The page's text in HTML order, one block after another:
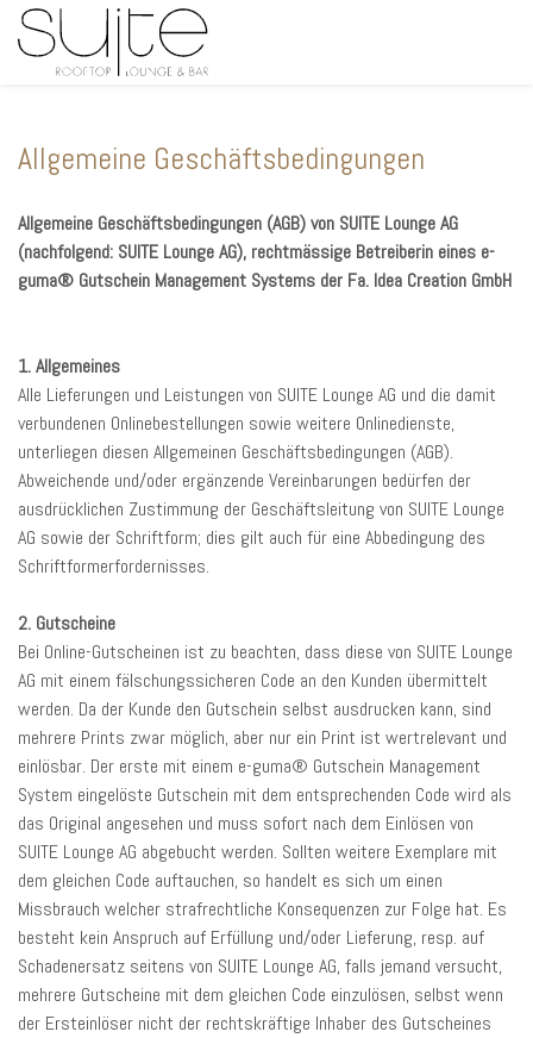
Allgemeine Geschäftsbedingungen
Allgemeine Geschäftsbedingungen (AGB) von SUITE Lounge AG
(nachfolgend: SUITE Lounge AG), rechtmässige Betreiberin eines e-
guma® Gutschein Management Systems der Fa. Idea Creation GmbH
1. Allgemeines
Alle Lieferungen und Leistungen von SUITE Lounge AG und die damit
verbundenen Onlinebestellungen sowie weitere Onlinedienste,
unterliegen diesen Allgemeinen Geschäftsbedingungen (AGB).
Abweichende und/oder ergänzende Vereinbarungen bedürfen der
ausdrücklichen Zustimmung der Geschäftsleitung von SUITE Lounge
AG sowie der Schriftform; dies gilt auch für eine Abbedingung des
Schriftformerfordernisses.
2. Gutscheine
Bei Online-Gutscheinen ist zu beachten, dass diese von SUITE Lounge
AG mit einem fälschungssicheren Code an den Kunden übermittelt
werden. Da der Kunde den Gutschein selbst ausdrucken kann, sind
mehrere Prints zwar möglich, aber nur ein Print ist wertrelevant und
einlösbar. Der erste mit einem e-guma® Gutschein Management
System eingelöste Gutschein mit dem entsprechenden Code wird als
das Original angesehen und muss sofort nach dem Einlösen von
SUITE Lounge AG abgebucht werden. Sollten weitere Exemplare mit
dem gleichen Code auftauchen, so handelt es sich um einen
Missbrauch welcher strafrechtliche Konsequenzen zur Folge hat. Es
besteht kein Anspruch auf Erfüllung und/oder Lieferung, resp. auf
Schadenersatz seitens von SUITE Lounge AG, falls jemand versucht,
mehrere Gutscheine mit dem gleichen Code einzulösen, selbst wenn
der Ersteinlöser nicht der rechtskräftige Inhaber des Gutscheines